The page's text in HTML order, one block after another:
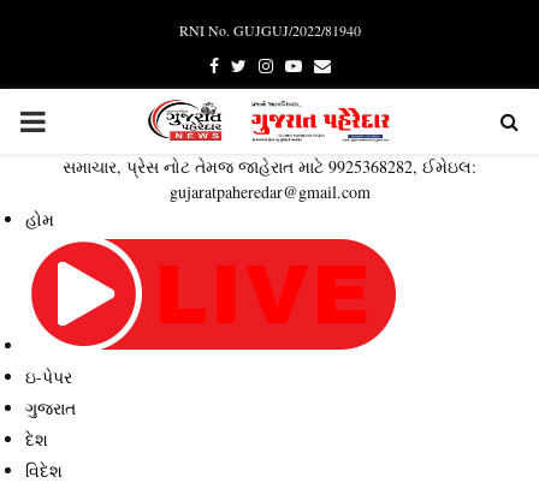
RNI No. GUJGUJ/2022/81940
Facebook
TwitterInstagram
YoutubeEmail
PRIMARY
MENU
સમાચાર, પ્રેસ નોટ તેમજ જાહેરાત માટે 9925368282, ઈમેઇલ:
gujaratpaheredar@gmail.com
હોમ
ઇ-પેપર
ગુજરાત
દેશ
વિદેશ